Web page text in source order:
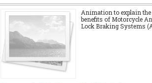
Animation to explain the
benefits of Motorcycle
Lock Braking Systems